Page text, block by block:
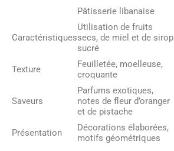
Pâtisserie libanaise
Caractéristiques
Utilisation de fruits
secs, de miel et de sirop
sucré
Texture
Feuilletée, moelleuse,
croquante
Saveurs
Parfums exotiques,
notes de fleur d’oranger
et de pistache
Présentation
Décorations élaborées,
motifs géométriques